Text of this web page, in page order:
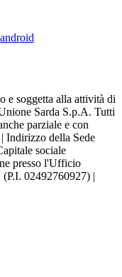
android
e soggetta alla attività di
Sarda S.p.A. Tutti
parziale e con
Indirizzo della Sede
sociale
presso l'Ufficio
02492760927) |